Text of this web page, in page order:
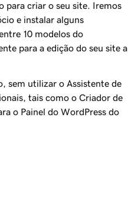
para criar o seu site. Iremos
e instalar alguns
10 modelos do
para a edição do seu site a
sem utilizar o Assistente de
tais como o Criador de
o Painel do WordPress do